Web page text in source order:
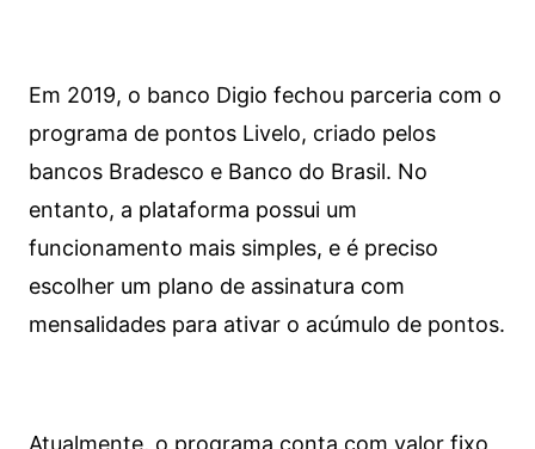
Em 2019, o banco Digio fechou parceria com o
programa de pontos Livelo, criado pelos
bancos Bradesco e Banco do Brasil. No
entanto, a plataforma possui um
funcionamento mais simples, e é preciso
escolher um plano de assinatura com
mensalidades para ativar o acúmulo de pontos.
Atualmente, o programa conta com valor fixo